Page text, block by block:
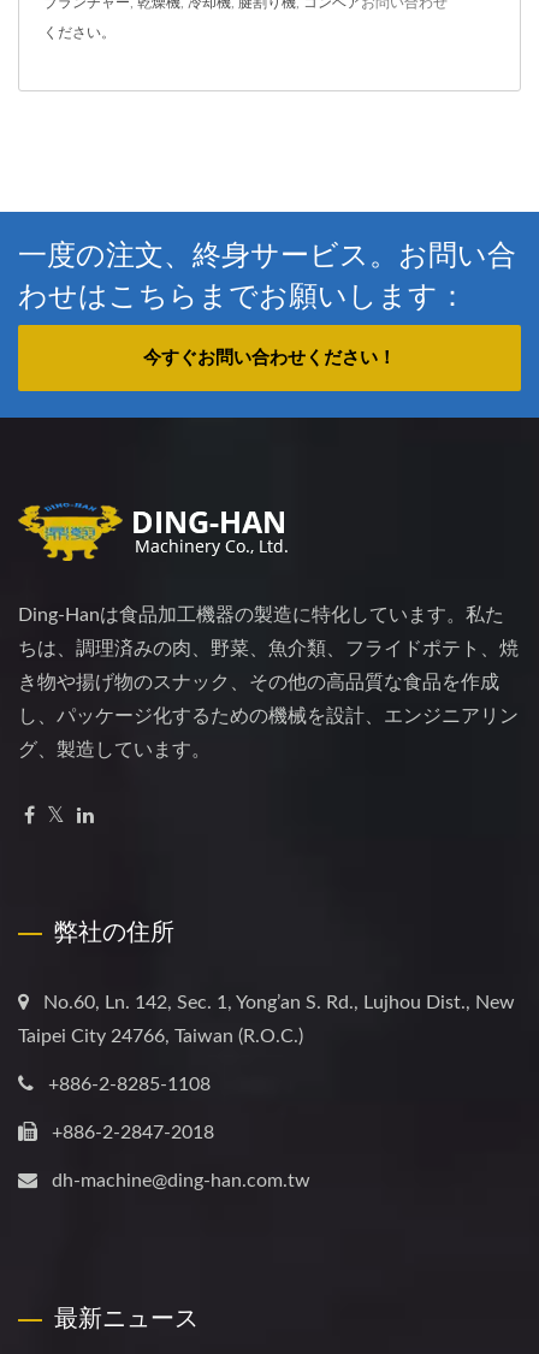
ください。
一度の注文、終身サービス。お問い合
わせはこちらまでお願いします：
今すぐお問い合わせください！
Ding-Hanは食品加工機器の製造に特化しています。私た
ちは、調理済みの肉、野菜、魚介類、フライドポテト、焼
き物や揚げ物のスナック、その他の高品質な食品を作成
し、パッケージ化するための機械を設計、エンジニアリン
グ、製造しています。
弊社の住所
No.60, Ln. 142, Sec. 1, Yong’an S. Rd., Lujhou Dist., New
Taipei City 24766, Taiwan (R.O.C.)
+886-2-8285-1108
+886-2-2847-2018
dh-machine@ding-han.com.tw
最新ニュース